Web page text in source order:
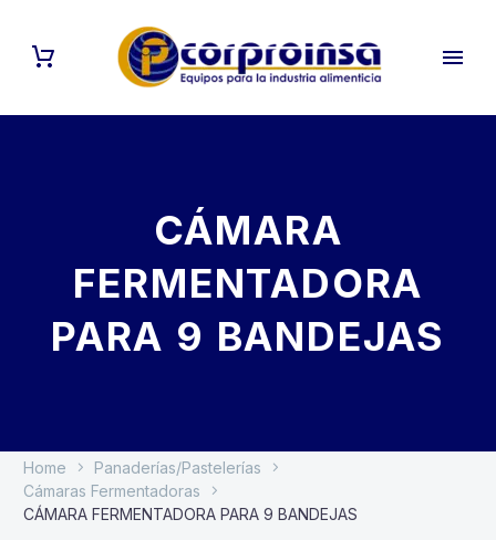
CÁMARA
FERMENTADORA
PARA 9 BANDEJAS
Home
Panaderías/Pastelerías
Cámaras Fermentadoras
CÁMARA FERMENTADORA PARA 9 BANDEJAS